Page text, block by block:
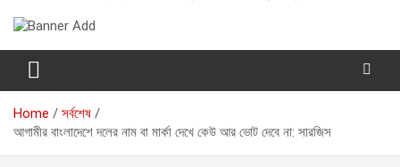
Fast Online Television –
CHANNEL7BD.COM
Home
সর্বশেষ
আগামীর বাংলাদেশে দলের নাম বা মার্কা দেখে কেউ আর ভোট দেবে না: সারজিস